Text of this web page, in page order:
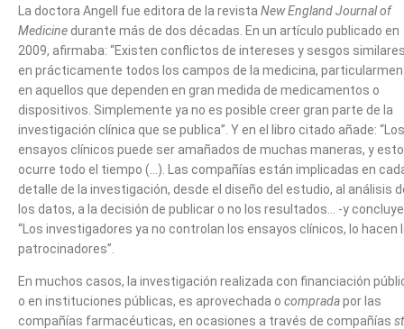
La doctora Angell fue editora de la revista New England Journal of
Medicine durante más de dos décadas. En un artículo publicado en
2009, afirmaba: “Existen conflictos de intereses y sesgos
en prácticamente todos los campos de la medicina,
en aquellos que dependen en gran medida de medicamentos o
dispositivos. Simplemente ya no es posible creer gran parte de la
investigación clínica que se publica”. Y en el libro citado añade: “Los
ensayos clínicos puede ser amañados de muchas maneras, y esto
ocurre todo el tiempo (…). Las compañías están implicadas en
detalle de la investigación, desde el diseño del estudio, al análisis
los datos, a la decisión de publicar o no los resultados… -y
“Los investigadores ya no controlan los ensayos clínicos, lo hacen
patrocinadores”.
En muchos casos, la investigación realizada con financiación
o en instituciones públicas, es aprovechada o compradapor las
compañías farmacéuticas, en ocasiones a través de compañías